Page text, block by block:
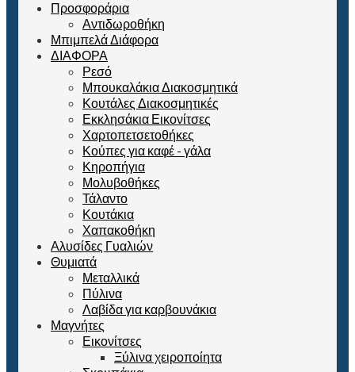
Προσφοράρια
Αντιδωροθήκη
Μπιμπελά Διάφορα
ΔΙΑΦΟΡΑ
Ρεσό
Μπουκαλάκια Διακοσμητικά
Κουτάλες Διακοσμητικές
Εκκλησάκια Εικονίτσες
Χαρτοπετσετοθήκες
Κούπες για καφέ - γάλα
Κηροπήγια
Μολυβοθήκες
Τάλαντο
Κουτάκια
Χαπακοθήκη
Αλυσίδες Γυαλιών
Θυμιατά
Μεταλλικά
Πύλινα
Λαβίδα για καρβουνάκια
Μαγνήτες
Εικονίτσες
Ξύλινα χειροποίητα